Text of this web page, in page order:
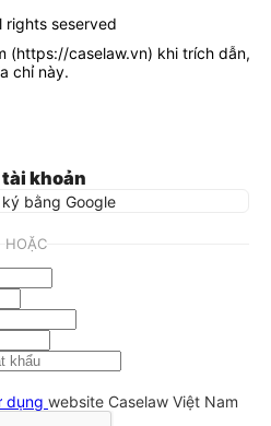
rights seserved
(https://caselaw.vn) khi trích dẫn,
chỉ này.
tài khoản
bằng Google
HOẶC
dụng website Caselaw Việt Nam